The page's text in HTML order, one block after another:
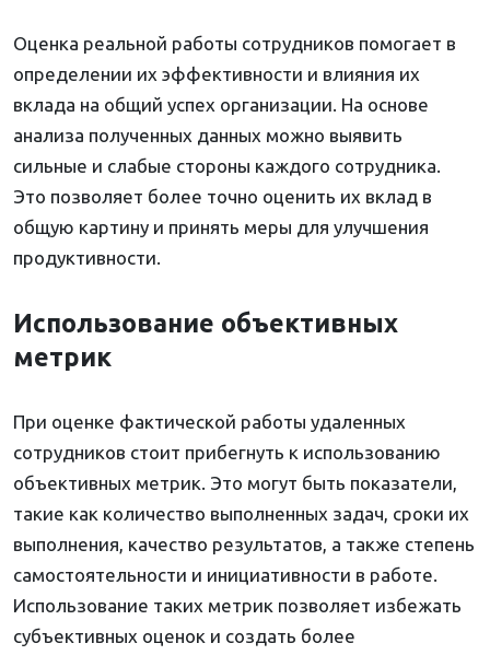
Оценка реальной работы сотрудников помогает в
определении их эффективности и влияния их
вклада на общий успех организации. На основе
анализа полученных данных можно выявить
сильные и слабые стороны каждого сотрудника.
Это позволяет более точно оценить их вклад в
общую картину и принять меры для улучшения
продуктивности.
Использование объективных
метрик
При оценке фактической работы удаленных
сотрудников стоит прибегнуть к использованию
объективных метрик. Это могут быть показатели,
такие как количество выполненных задач, сроки их
выполнения, качество результатов, а также степень
самостоятельности и инициативности в работе.
Использование таких метрик позволяет избежать
субъективных оценок и создать более